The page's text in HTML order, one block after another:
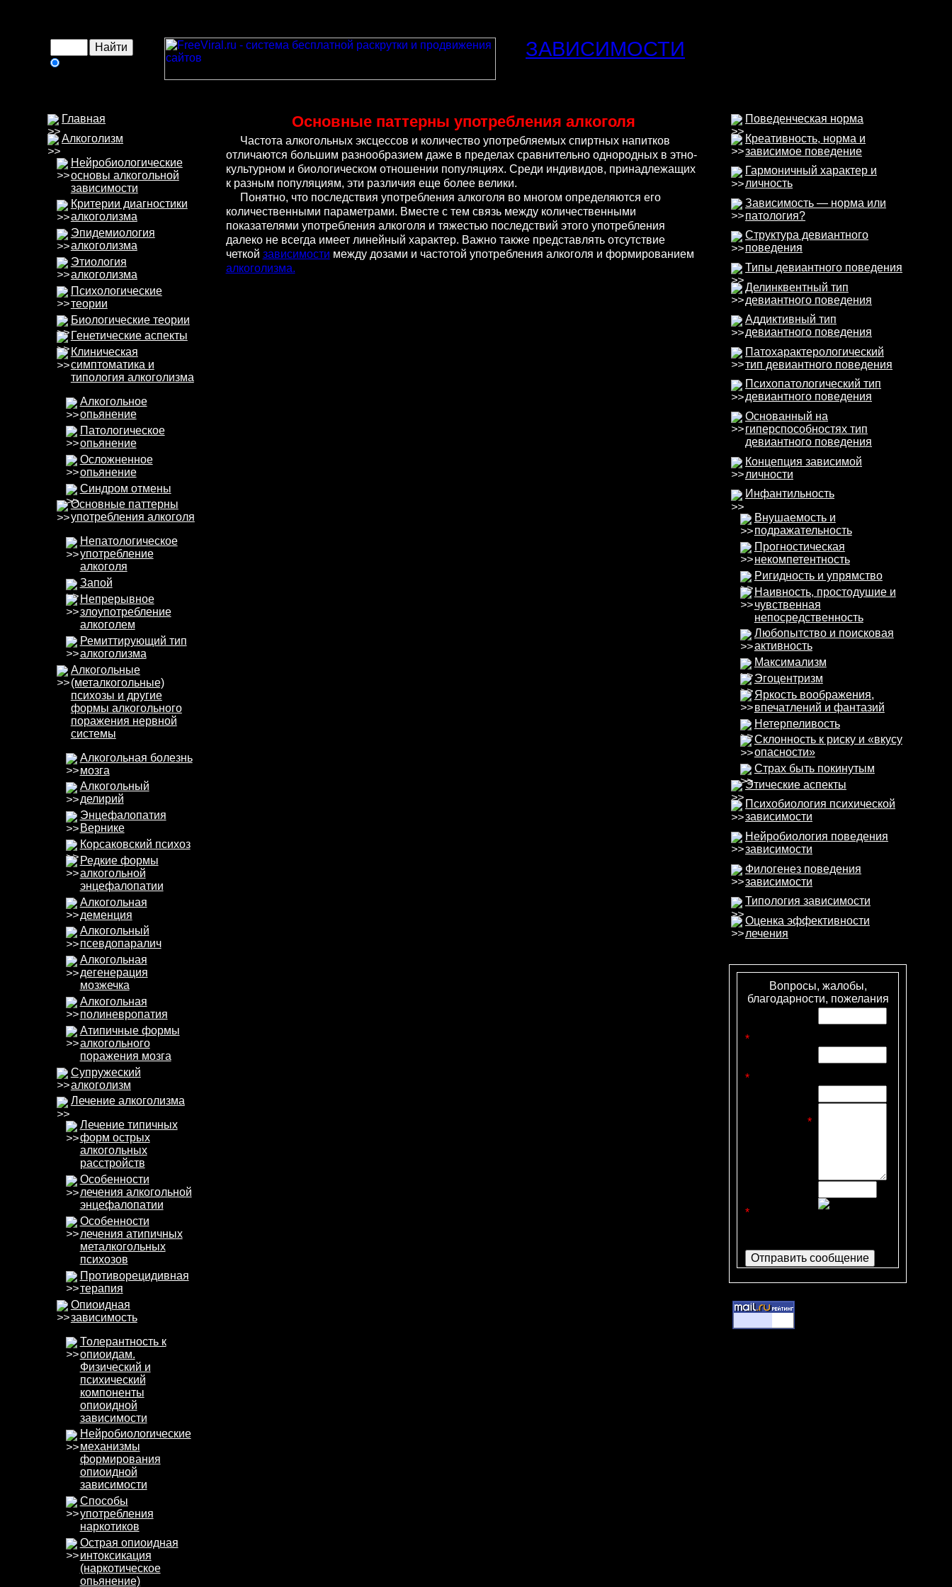
ЗАВИСИМОСТИ
Главная
Алкоголизм
Нейробиологические
основы алкогольной
зависимости
Критерии диагностики
алкоголизма
Эпидемиология
алкоголизма
Этиология
алкоголизма
Психологические
теории
Биологические теории
Генетические аспекты
Клиническая
симптоматика и
типология алкоголизма
Алкогольное
опьянение
Патологическое
опьянение
Осложненное
опьянение
Синдром отмены
Основные паттерны
употребления алкоголя
Непатологическое
употребление
алкоголя
Запой
Непрерывное
злоупотребление
алкоголем
Ремиттирующий тип
алкоголизма
Алкогольные
(металкогольные)
психозы и другие
формы алкогольного
поражения нервной
системы
Алкогольная болезнь
мозга
Алкогольный
делирий
Энцефалопатия
Вернике
Корсаковский психоз
Редкие формы
алкогольной
энцефалопатии
Алкогольная
деменция
Алкогольный
псевдопаралич
Алкогольная
дегенерация
мозжечка
Алкогольная
полиневропатия
Атипичные формы
алкогольного
поражения мозга
Супружеский
алкоголизм
Лечение алкоголизма
Лечение типичных
форм острых
алкогольных
расстройств
Особенности
лечения алкогольной
энцефалопатии
Особенности
лечения атипичных
металкогольных
психозов
Противорецидивная
терапия
Опиоидная
зависимость
Толерантность к
опиоидам.
Физический и
психический
компоненты
опиоидной
зависимости
Нейробиолоrические
механизмы
формирования
опиоидной
зависимости
Способы
употребления
наркотиков
Острая опиоидная
интоксикация
(наркотическое
опьянение)
Основные паттерны употребления алкоголя
Частота алкогольных эксцессов и количество употребляемых спиртных напитков
отличаются большим разнообразием даже в пределах сравнительно однородных в этно­
культурном и биологическом отношении популяциях. Среди индивидов, принадлежащих
к разным популяциям, эти различия еще более велики.
Понятно, что последствия употребления алкоголя во многом определяются его
количественными параметрами. Вместе с тем связь между количественными
показателями употребления алкоголя и тяжестью последствий этого употребления
далеко не всегда имеет линейный характер. Важно также представлять отсутствие
четкой зависимости между дозами и частотой употребления алкоголя и формированием
алкоголизма.
Поведенческая норма
Креативность, норма и
зависимое поведение
Гармоничный характер и
личность
Зависимость — норма или
патология?
Структура девиантного
поведения
Типы девиантного поведения
Делинквентный тип
девиантного поведения
Аддиктивный тип
девиантного поведения
Патохарактерологический
тип девиантного поведения
Психопатологический тип
девиантного поведения
Основанный на
гиперспособностях тип
девиантного поведения
Концепция зависимой
личности
Инфантильность
Внушаемость и
подражательность
Прогностическая
некомпетентность
Ригидность и упрямство
Наивность, простодушие и
чувственная
непосредственность
Любопытство и поисковая
активность
Максимализм
Эгоцентризм
Яркость воображения,
впечатлений и фантазий
Нетерпеливость
Склонность к риску и «вкусу
опасности»
Страх быть покинутым
Этические аспекты
Психобиология психической
зависимости
Нейробиология поведения
зависимости
Филогенез поведения
зависимости
Типология зависимости
Оценка эффективности
лечения
Вопросы, жалобы,
благодарности, пожелания
*
*
*
*